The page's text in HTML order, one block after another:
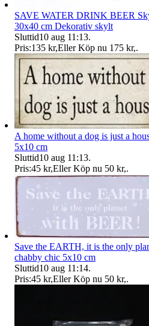
SAVE WATER DRINK BEER
30x40 cm Dekorativ skylt
Sluttid10 aug 11:13.
Pris:135 kr,Eller Köp nu 175 kr,.
A home without a dog is just a
5x10 cm
Sluttid10 aug 11:13.
Pris:45 kr,Eller Köp nu 50 kr,.
Save the EARTH, it is the only
chabby chic 5x10 cm
Sluttid10 aug 11:14.
Pris:45 kr,Eller Köp nu 50 kr,.